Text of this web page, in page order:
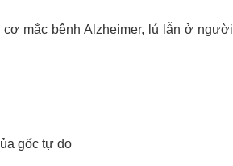
mắc bệnh Alzheimer, lú lẫn ở người
gốc tự do